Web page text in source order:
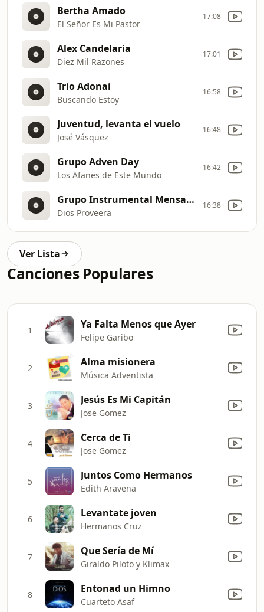
Bertha Amado
El Señor Es Mi Pastor
17:08
Alex Candelaria
Diez Mil Razones
17:01
Trio Adonai
Buscando Estoy
16:58
Juventud, levanta el vuelo
José Vásquez
16:48
Grupo Adven Day
Los Afanes de Este Mundo
16:42
Grupo Instrumental Mensajeros
Dios Proveera
16:38
Ver Lista
Canciones Populares
1 Ya Falta Menos que Ayer
Felipe Garibo
2 Alma misionera
Música Adventista
3 Jesús Es Mi Capitán
Jose Gomez
4 Cerca de Ti
Jose Gomez
5 Juntos Como Hermanos
Edith Aravena
6 Levantate joven
Hermanos Cruz
7 Que Sería de Mí
Giraldo Piloto y Klimax
8 Entonad un Himno
Cuarteto Asaf